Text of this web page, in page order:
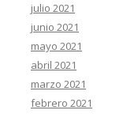
julio 2021
junio 2021
mayo 2021
abril 2021
marzo 2021
febrero 2021